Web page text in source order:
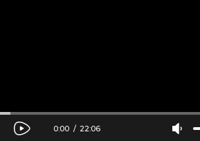
0:00 / 22:06